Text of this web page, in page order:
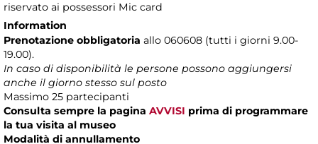
riservato ai possessori Mic card
Information
Prenotazione obbligatoria allo 060608 (tutti i giorni 9.00-
19.00).
In caso di disponibilità le persone possono aggiungersi
anche il giorno stesso sul posto
Massimo 25 partecipanti
Consulta sempre la pagina AVVISI prima di programmare
la tua visita al museo
Modalità di annullamento